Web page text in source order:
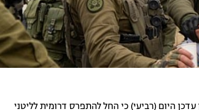
היום (רביעי) כי החל להתפרס דרומית לליטני